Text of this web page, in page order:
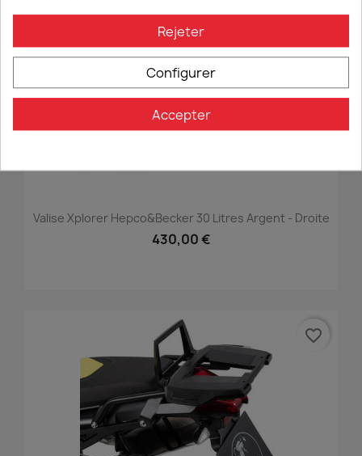
Valise Xplorer Hepco&Becker 30 Litres Argent - Droite
430,00 €
favorite_border
favorite_border
Rejeter
Configurer
Accepter